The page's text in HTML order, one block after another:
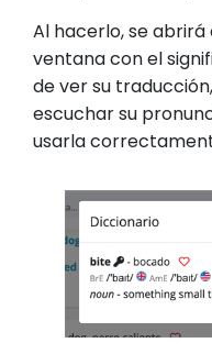
Al hacerlo, se
ventana con el
de ver su
escuchar su
usarla